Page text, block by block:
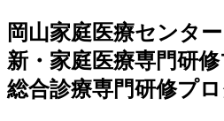
岡山家庭医療センター
新・家庭医療専門研
総合診療専門研修プ